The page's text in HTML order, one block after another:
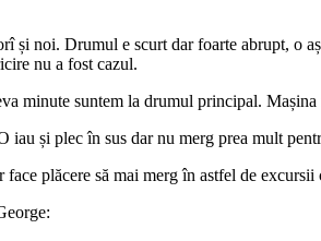
și noi. Drumul e scurt dar foarte abrupt, o
nu a fost cazul.
minute suntem la drumul principal.
iau și plec în sus dar nu merg prea mult
plăcere să mai merg în astfel de